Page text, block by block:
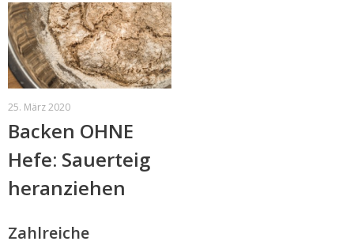
25. März 2020
Backen OHNE
Hefe: Sauerteig
heranziehen
Zahlreiche